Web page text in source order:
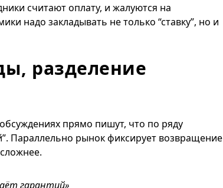
считают оплату, и жалуются на
надо закладывать не только “ставку”, но и
разделение
прямо пишут, что по ряду
Параллельно рынок фиксирует возвращение
гарантий»